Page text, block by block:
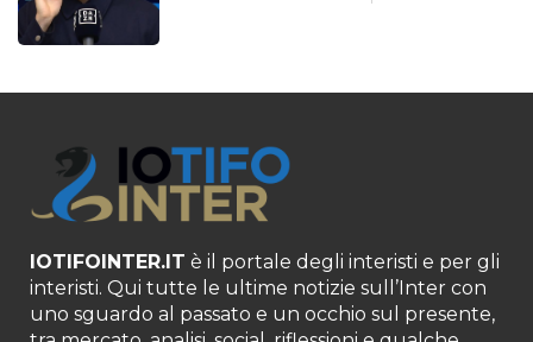
IOTIFOINTER.IT è il portale degli interisti e per gli
interisti. Qui tutte le ultime notizie sull’Inter con
uno sguardo al passato e un occhio sul presente,